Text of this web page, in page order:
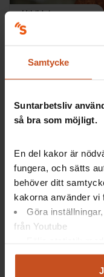
Samtycke
Suntarbetsliv
så bra som möjligt.
En del kakor är
fungera, och sätts
behöver ditt
kakorna använder vi
Göra
från Youtube
Analysera trafik
Utbildningar
Grundutbildning i
chefer och
SAM
Fokusera på